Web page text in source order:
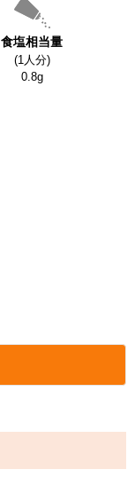
食塩相当量
(1人分)
0.8g